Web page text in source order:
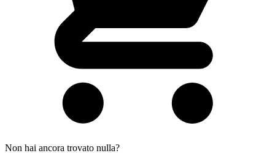
Non hai ancora trovato nulla?